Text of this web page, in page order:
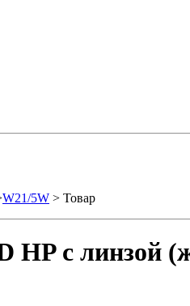
W21/5W > Товар
HP с линзой